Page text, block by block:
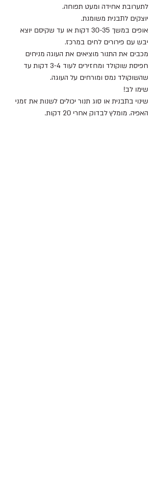
לתערובת אחידה ומעט תפוחה.
יוצקים לתבנית משומנת.
אופים במשך 30-35 דקות או עד שקיסם יוצא
יבש עם פירורים לחים במרכז.
מכבים את התנור מוציאים את העוגה מניחים
חפיסת שוקולד ומחזירים לעוד 3-4 דקות עד
שהשוקולד נמס ומורחים על העוגה.
שימו לב!
שינוי בתבנית או סוג תנור יכולים לשנות את זמני
האפיה. מומלץ לבדוק אחרי 20 דקות.